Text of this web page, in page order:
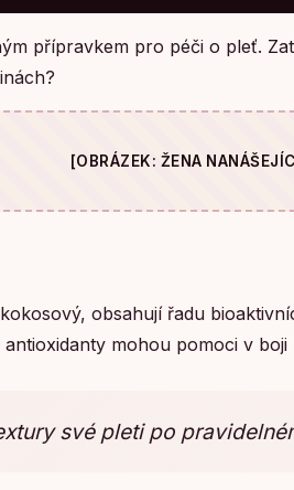
přípravkem pro péči o pleť.
[OBRÁZEK: ŽENA
obsahují řadu
mohou pomoci v
své pleti po